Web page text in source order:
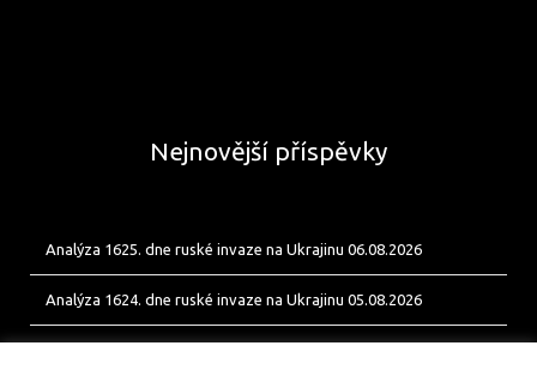
Nejnovější příspěvky
Analýza 1625. dne ruské invaze na Ukrajinu 06.08.2026
Analýza 1624. dne ruské invaze na Ukrajinu 05.08.2026